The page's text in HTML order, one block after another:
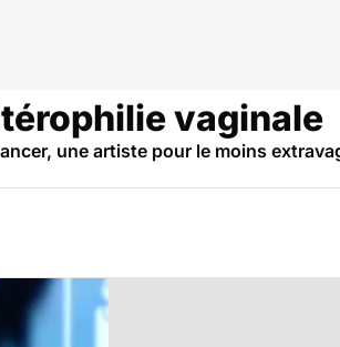
vaginale
une artiste pour le moins